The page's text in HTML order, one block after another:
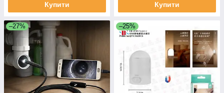
Купити Купити
–27% –25%